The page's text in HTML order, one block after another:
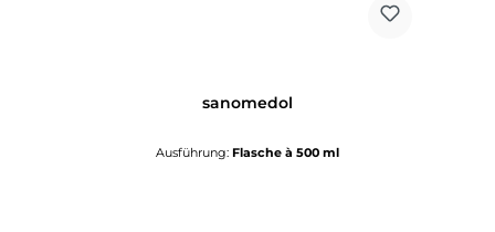
sanomedol
Ausführung: Flasche à 500 ml